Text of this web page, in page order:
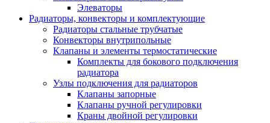
Элеваторы
Радиаторы, конвекторы и комплектующие
Радиаторы стальные трубчатые
Конвекторы внутрипольные
Клапаны и элементы термостатические
Комплекты для бокового подключения
радиатора
Узлы подключения для радиаторов
Клапаны запорные
Клапаны ручной регулировки
Краны двойной регулировки